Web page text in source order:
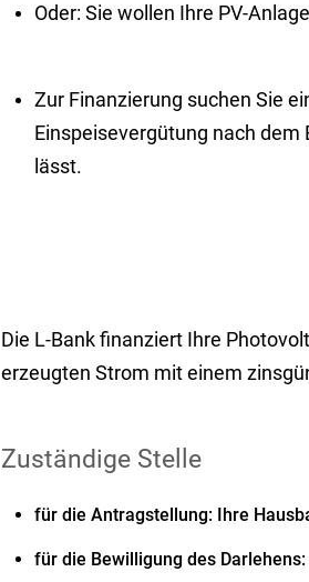
Oder: Sie wollen Ihre PV-
Zur Finanzierung suchen Sie
Einspeisevergütung nach dem
lässt.
Die L-Bank finanziert Ihre
erzeugten Strom mit einem
Zuständige Stelle
für die Antragstellung: Ihre
für die Bewilligung des